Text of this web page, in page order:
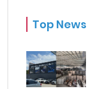
Top News